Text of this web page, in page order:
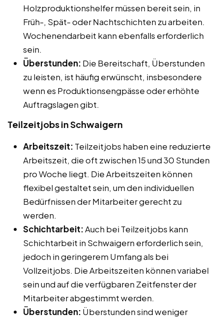
Holzproduktionshelfer müssen bereit sein, in
Früh-, Spät- oder Nachtschichten zu arbeiten.
Wochenendarbeit kann ebenfalls erforderlich
sein.
Überstunden: Die Bereitschaft, Überstunden
zu leisten, ist häufig erwünscht, insbesondere
wenn es Produktionsengpässe oder erhöhte
Auftragslagen gibt.
Teilzeitjobs in Schwaigern
Arbeitszeit: Teilzeitjobs haben eine reduzierte
Arbeitszeit, die oft zwischen 15 und 30 Stunden
pro Woche liegt. Die Arbeitszeiten können
flexibel gestaltet sein, um den individuellen
Bedürfnissen der Mitarbeiter gerecht zu
werden.
Schichtarbeit:Auch bei Teilzeitjobs kann
Schichtarbeit in Schwaigern erforderlich sein,
jedoch in geringerem Umfang als bei
Vollzeitjobs. Die Arbeitszeiten können variabel
sein und auf die verfügbaren Zeitfenster der
Mitarbeiter abgestimmt werden.
Überstunden: Überstunden sind weniger